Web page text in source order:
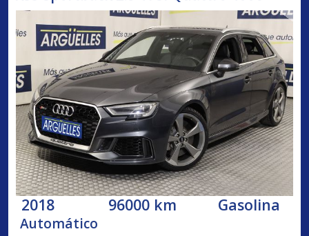
2018 96000 km Gasolina
Automático